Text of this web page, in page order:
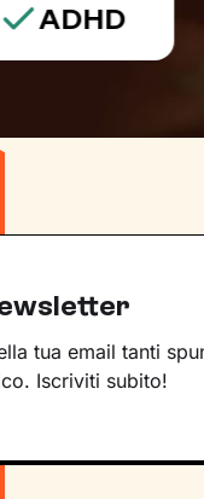
tua email tanti
Iscriviti subito!